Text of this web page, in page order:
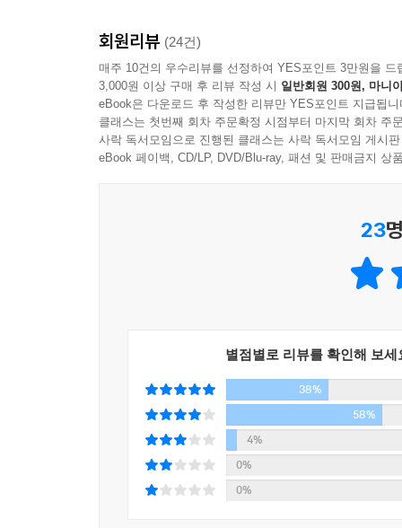
흥미로운 사례와 생생한 설명
지루하지도 따분하지도 않은 최고의 경제 강의
《당신이 경제학자라면》은 전작들에서와 마찬가
초콜릿 동전을 땅에 묻은 뒤, 사람들을 시켜 다시
어떤 영향이 있을까, 더 나아가 왜 포로수용소에
이 책을 통해 미시경제학과 행동경제학 등 최근
팀 하포드는 거시경제의 다양하고 복잡한 쟁점
고전학파에 대한 비유는 매우 탁월하다. 경제학
벌어진 탁아 불황은 이유 없이 경제가 시름시
부족했기 때문에 생겨난 불황이었다. 증서를 발
너무 많아져 실패했다). 이는 케인스 학파가 불황
이와 반대로 2차 세계대전 중 독일의 포로수용
불황이었다. 이는 고전학파가 불황을 보는 관
이 책은 거시경제학이라는 자칫 딱딱할 수 있는
명확하게 전달한다. 경제정책과 이슈들을 상세하
세계 경제를 이해하기 원하고 오늘날의 경기 침
재미있게, 또 풍부한 지식을 바탕으로 설명한 이 책
_[라이브러리 저널]
이 책은 현대의 경제 사상에 대해 깊은 통찰력을
팀 하포드는 명석한 사고를 바탕으로 이해하기
그의 설명은 명쾌하고, 알기 쉬우며 이론적으로
것이다 _[선데이 비즈니스 포스트]
팀 하포드의 책을 읽다보면 파티에서 재미있고
회원리뷰 (24건)
매주 10건의 우수리뷰를 선정하여 YES포인트 3만원을 드
3,000원 이상 구매 후 리뷰 작성 시 일반회원 300원, 마니
eBook은 다운로드 후 작성한 리뷰만 YES포인트 지급됩니
클래스는 첫번째 회차 주문확정 시점부터 마지막 회차 주
사락 독서모임으로 진행된 클래스는 사락 독서모임 게시
eBook 페이백, CD/LP, DVD/Blu-ray, 패션 및 판매금지 상
23
별점별로 리뷰를 확인해 보세
38%
58%
4%
0%
0%